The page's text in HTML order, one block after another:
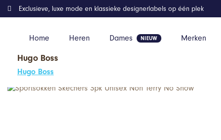
Home Heren Dames Merken
Exclusieve, luxe mode en klassieke designerlabels op één plek
Hugo Boss
Hugo Boss
Home Kleding